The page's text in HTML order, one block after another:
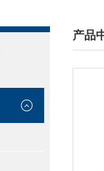
产品
/